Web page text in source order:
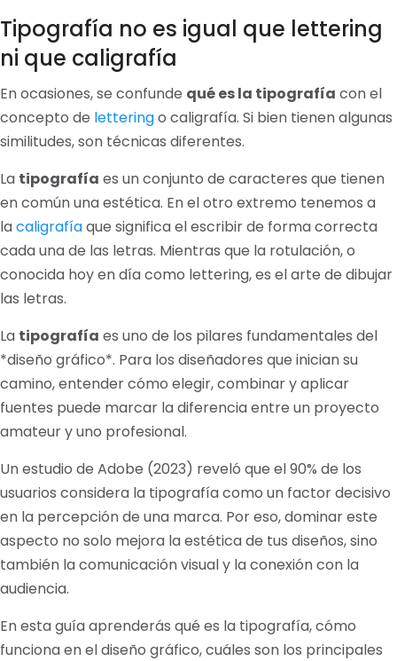
Tipografía no es igual que lettering
ni que caligrafía
En ocasiones, se confunde qué es la tipografía con el
concepto de letteringo caligrafía. Si bien tienen algunas
similitudes, son técnicas diferentes.
La tipografía es un conjunto de caracteres que tienen
en común una estética. En el otro extremo tenemos a
lacaligrafíaque significa el escribir de forma correcta
cada una de las letras. Mientras que la rotulación, o
conocida hoy en día como lettering, es el arte de dibujar
las letras.
La tipografía es uno de los pilares fundamentales del
*diseño gráfico*. Para los diseñadores que inician su
camino, entender cómo elegir, combinar y aplicar
fuentes puede marcar la diferencia entre un proyecto
amateur y uno profesional.
Un estudio de Adobe (2023) reveló que el 90% de los
usuarios considera la tipografía como un factor decisivo
en la percepción de una marca. Por eso, dominar este
aspecto no solo mejora la estética de tus diseños, sino
también la comunicación visual y la conexión con la
audiencia.
En esta guía aprenderás qué es la tipografía, cómo
funciona en el diseño gráfico, cuáles son los principales